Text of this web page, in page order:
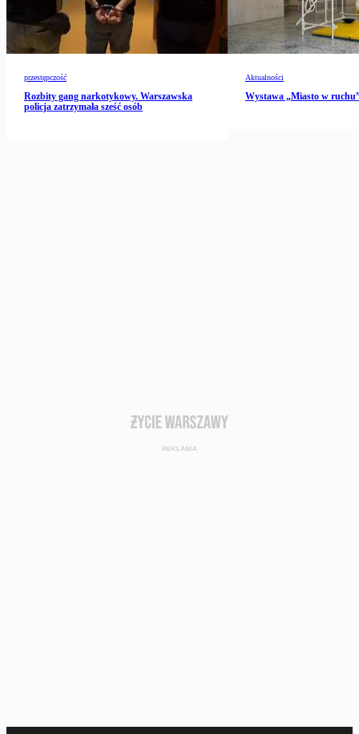
przestępczość
Rozbity gang narkotykowy. Warszawska
policja zatrzymała sześć osób
Aktualności
Wystawa „Miasto w